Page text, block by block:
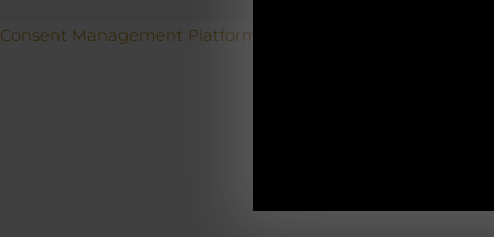
Consent Management Platform von Real Cookie Banner